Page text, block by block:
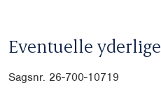
Eventuelle
Sagsnr. 26-700-10719